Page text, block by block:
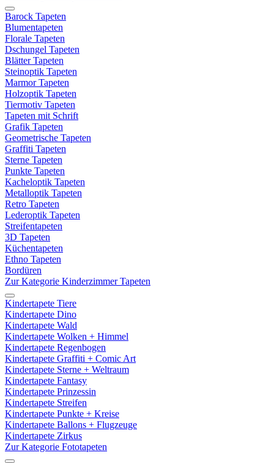
Barock Tapeten
Blumentapeten
Florale Tapeten
Dschungel Tapeten
Blätter Tapeten
Steinoptik Tapeten
Marmor Tapeten
Holzoptik Tapeten
Tiermotiv Tapeten
Tapeten mit Schrift
Grafik Tapeten
Geometrische Tapeten
Graffiti Tapeten
Sterne Tapeten
Punkte Tapeten
Kacheloptik Tapeten
Metalloptik Tapeten
Retro Tapeten
Lederoptik Tapeten
Streifentapeten
3D Tapeten
Küchentapeten
Ethno Tapeten
Bordüren
Zur Kategorie Kinderzimmer Tapeten
Kindertapete Tiere
Kindertapete Dino
Kindertapete Wald
Kindertapete Wolken + Himmel
Kindertapete Regenbogen
Kindertapete Graffiti + Comic Art
Kindertapete Sterne + Weltraum
Kindertapete Fantasy
Kindertapete Prinzessin
Kindertapete Streifen
Kindertapete Punkte + Kreise
Kindertapete Ballons + Flugzeuge
Kindertapete Zirkus
Zur Kategorie Fototapeten